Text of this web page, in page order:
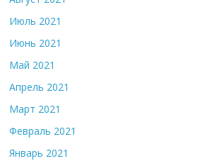
Июль 2021
Июнь 2021
Май 2021
Апрель 2021
Март 2021
Февраль 2021
Январь 2021